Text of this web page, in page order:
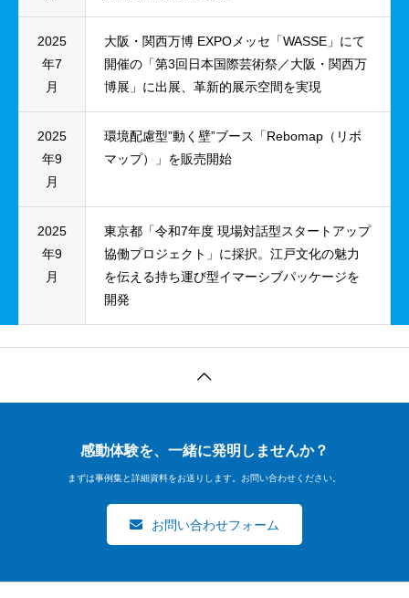
2025
年7
月
大阪・関西万博 EXPOメッセ「WASSE」にて
開催の「第3回日本国際芸術祭／大阪・関西万
博展」に出展、革新的展示空間を実現
2025
年9
月
環境配慮型”動く壁”ブース「Rebomap（リボ
マップ）」を販売開始
2025
年9
月
東京都「令和7年度 現場対話型スタートアップ
協働プロジェクト」に採択。江戸文化の魅力
を伝える持ち運び型イマーシブパッケージを
開発
感動体験を、一緒に発明しませんか？
まずは事例集と詳細資料をお送りします。お問い合わせください。
お問い合わせフォーム